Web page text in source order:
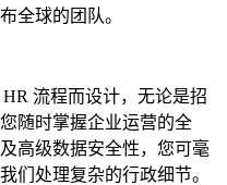
全球的团队。
流程而设计，无论是招
随时掌握企业运营的全
高级数据安全性，您可毫
们处理复杂的行政细节。